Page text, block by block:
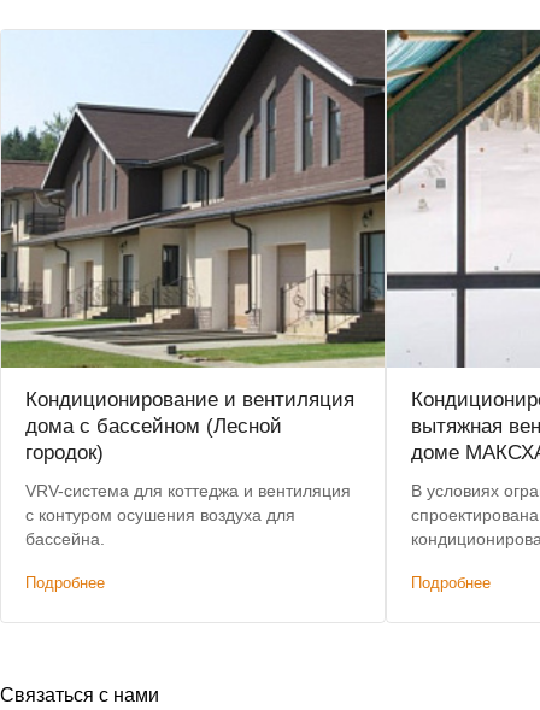
Кондиционирование и вентиляция
дома с бассейном (Лесной
городок)
VRV-система для коттеджа и вентиляция
с контуром осушения воздуха для
бассейна.
Подробнее
вытяжная
доме
В условиях
Подробнее
Связаться с нами